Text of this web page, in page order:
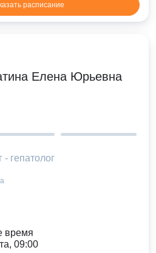
расписание
Елена Юрьевна
- гепатолог
время
09:00